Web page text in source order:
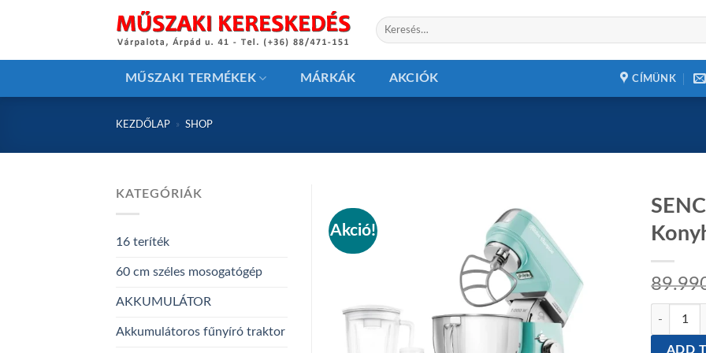
Keresés
a
MŰSZAKI TERMÉKEK MÁRKÁK AKCIÓK CÍMÜNK
KEZDŐLAP » SHOP
KATEGÓRIÁK
16 teríték
60 cm széles mosogatógép
AKKUMULÁTOR
Akkumulátoros fűnyíró traktor
Akció!
wishlist
SENCOR
ADD